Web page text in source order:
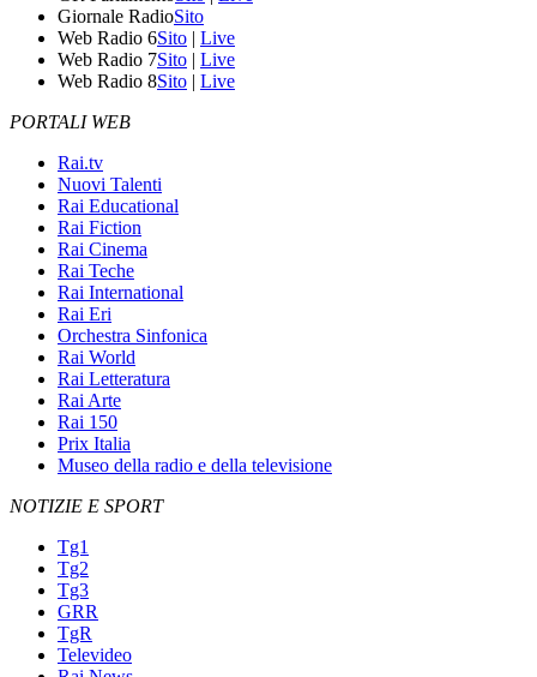
Giornale RadioSito
Web Radio 6Sito | Live
Web Radio 7Sito | Live
Web Radio 8Sito | Live
PORTALI WEB
Rai.tv
Nuovi Talenti
Rai Educational
Rai Fiction
Rai Cinema
Rai Teche
Rai International
Rai Eri
Orchestra Sinfonica
Rai World
Rai Letteratura
Rai Arte
Rai 150
Prix Italia
Museo della radio e della televisione
NOTIZIE E SPORT
Tg1
Tg2
Tg3
GRR
TgR
Televideo